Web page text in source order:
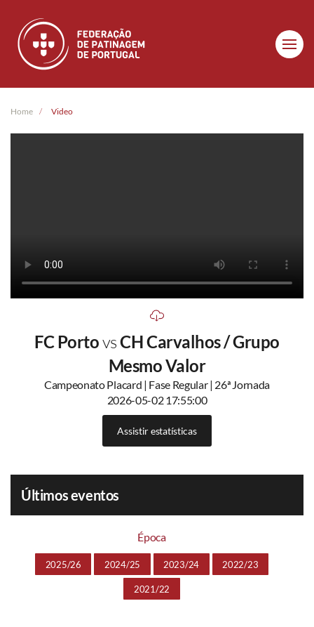
Skip to main content
Home Video
FC PortovsCH Carvalhos / Grupo
Mesmo Valor
Campeonato Placard | Fase Regular | 26ª Jornada
2026-05-02 17:55:00
Assistir estatísticas
Últimos eventos
Época
2025/26 2024/25 2023/24 2022/23
2021/22